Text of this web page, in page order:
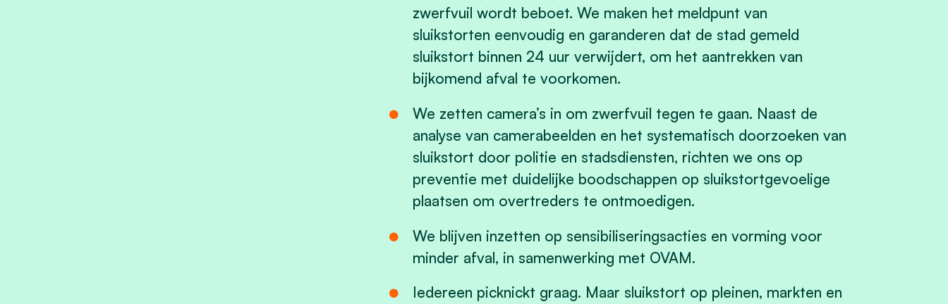
zwerfvuil wordt beboet. We maken het meldpunt van
sluikstorten eenvoudig en garanderen dat de stad gemeld
sluikstort binnen 24 uur verwijdert, om het aantrekken van
bijkomend afval te voorkomen.
We zetten camera’s in om zwerfvuil tegen te gaan. Naast de
analyse van camerabeelden en het systematisch doorzoeken van
sluikstort door politie en stadsdiensten, richten we ons op
preventie met duidelijke boodschappen op sluikstortgevoelige
plaatsen om overtreders te ontmoedigen.
We blijven inzetten op sensibiliseringsacties en vorming voor
minder afval, in samenwerking met OVAM.
Iedereen picknickt graag. Maar sluikstort op pleinen, markten en